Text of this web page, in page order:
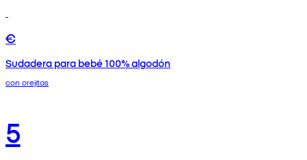
€
Sudadera para bebé 100% algodón
con orejitas
5